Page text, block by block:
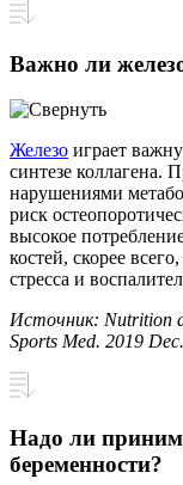
Важно ли
Железо играет
синтезе коллагена.
нарушениями
риск
высокое
костей, скорее
стресса и
Источник: Nutrition
Sports Med. 2019 Dec.
Надо ли
беременности?